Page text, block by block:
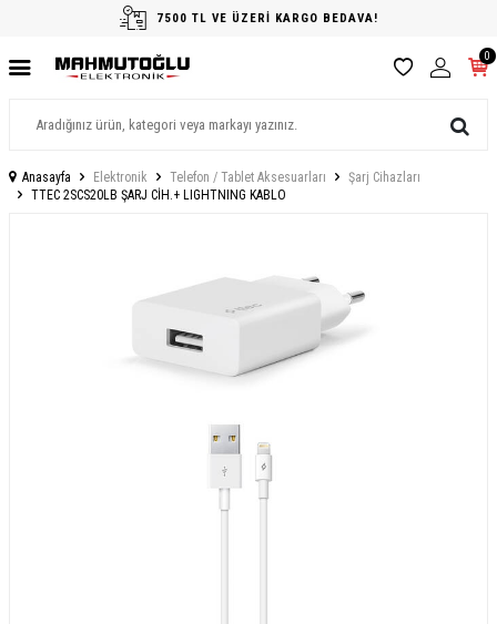
7500 TL VE ÜZERİ KARGO BEDAVA!
0
Anasayfa Elektronik Telefon / Tablet Aksesuarları
Şarj Cihazları
TTEC 2SCS20LB ŞARJ CİH.+ LIGHTNING KABLO